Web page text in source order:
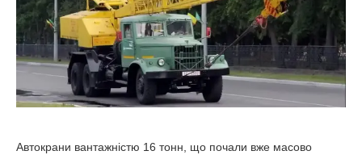
Автокрани вантажністю 16 тонн, що почали вже масово